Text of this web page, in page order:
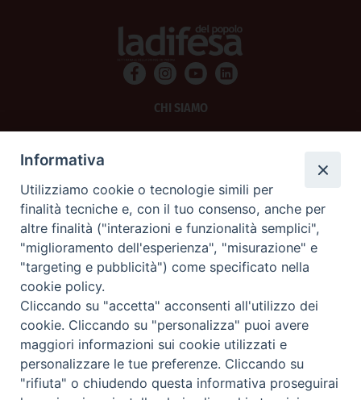
CHI SIAMO
SCRIVICI
La Difesa srl - P.iva 05125420280
La Difesa del Popolo percepisce i contributi pubblici all'editoria.
La Difesa del Popolo, tramite la Fisc (Federazione Italiana Settimanali Cattolici)
ha aderito allo IAP (Istituto dell'Autodisciplina Pubblicitaria) accettando il Codice
di Autodisciplina della Comunicazione Commerciale.
La Difesa del Popolo è una testata registrata presso il Tribunale di Padova
decreto del 15 giugno 1950 al n. 37 del registro periodici.
Informativa
Utilizziamo cookie o tecnologie simili per
finalità tecniche e, con il tuo consenso, anche per
altre finalità ("interazioni e funzionalità semplici",
"miglioramento dell'esperienza", "misurazione" e
"targeting e pubblicità") come specificato nella
cookie policy.
Cliccando su "accetta" acconsenti all'utilizzo dei
cookie. Cliccando su "personalizza" puoi avere
maggiori informazioni sui cookie utilizzati e
personalizzare le tue preferenze. Cliccando su
"rifiuta" o chiudendo questa informativa proseguirai